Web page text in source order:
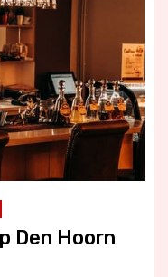
Den Hoorn